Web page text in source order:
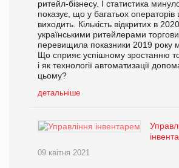
ритейл-бізнесу. І статистика
показує, що у багатьох
виходить. Кількість відкритих в
українськими ритейлерами
перевищила показники 2019 року
Що сприяє успішному зростанню
і як технології автоматизації
цьому?
детальніше
09 квітня 2021